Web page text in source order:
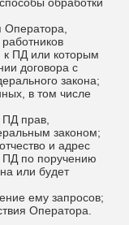
к ПД или которым
договора с
закона;
в том числе
прав,
законом;
и адрес
ПД по поручению
или будет
ему запросов;
Оператора.